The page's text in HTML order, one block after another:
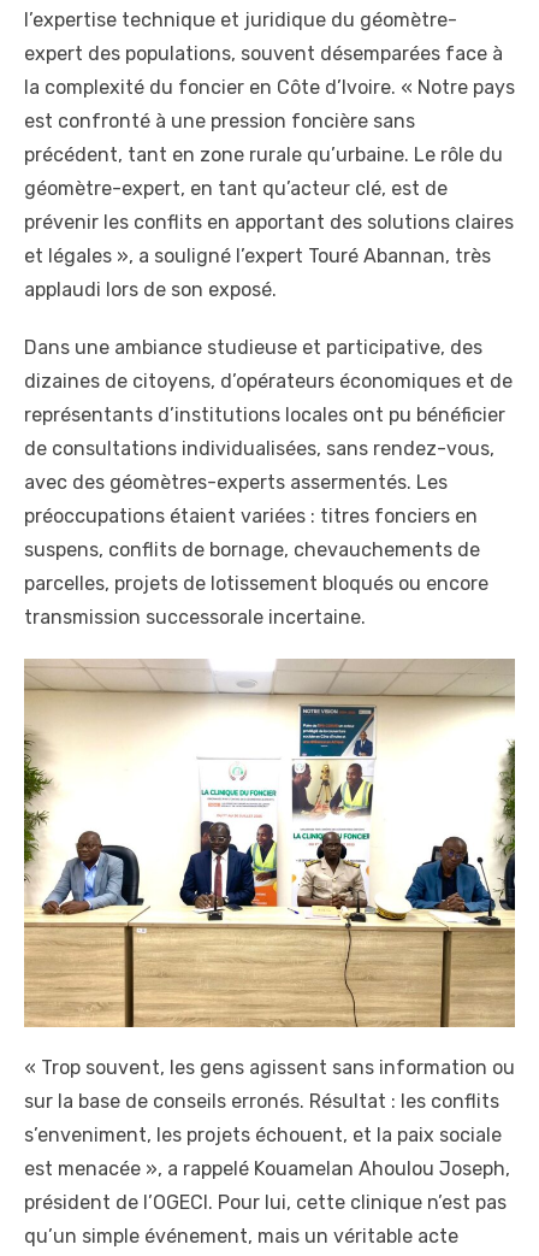
l’expertise technique et juridique du géomètre-
expert des populations, souvent désemparées face à
la complexité du foncier en Côte d’Ivoire. « Notre pays
est confronté à une pression foncière sans
précédent, tant en zone rurale qu’urbaine. Le rôle du
géomètre-expert, en tant qu’acteur clé, est de
prévenir les conflits en apportant des solutions claires
et légales », a souligné l’expert Touré Abannan, très
applaudi lors de son exposé.
Dans une ambiance studieuse et participative, des
dizaines de citoyens, d’opérateurs économiques et de
représentants d’institutions locales ont pu bénéficier
de consultations individualisées, sans rendez-vous,
avec des géomètres-experts assermentés. Les
préoccupations étaient variées : titres fonciers en
suspens, conflits de bornage, chevauchements de
parcelles, projets de lotissement bloqués ou encore
transmission successorale incertaine.
« Trop souvent, les gens agissent sans information ou
sur la base de conseils erronés. Résultat : les conflits
s’enveniment, les projets échouent, et la paix sociale
est menacée », a rappelé Kouamelan Ahoulou Joseph,
président de l’OGECI. Pour lui, cette clinique n’est pas
qu’un simple événement, mais un véritable acte